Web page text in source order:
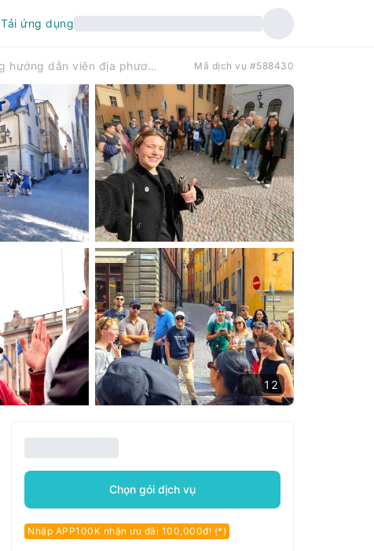
Tải ứng dụng
Stockholm Gamla Stan: Tour đi bộ khám phá Phố Cổ cùng hướng dẫn viên địa phương | Thụy Điển Mã dịch vụ #588430
12
Chọn gói dịch vụ
Nhập APP100K nhận ưu đãi 100,000đ! (*)